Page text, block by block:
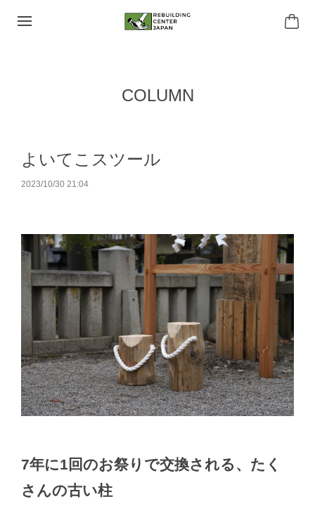
COLUMN
よいてこスツール
2023/10/30 21:04
7年に1回のお祭りで交換される、たく
さんの古い柱